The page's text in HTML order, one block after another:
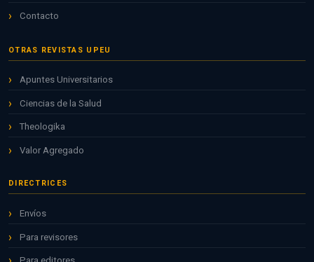
Contacto
OTRAS REVISTAS UPEU
Apuntes Universitarios
Ciencias de la Salud
Theologika
Valor Agregado
DIRECTRICES
Envíos
Para revisores